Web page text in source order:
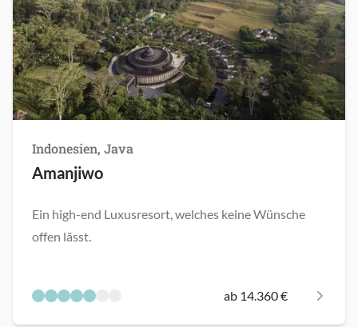
Indonesien, Java
Amanjiwo
Ein high-end Luxusresort, welches keine Wünsche
offen lässt.
ab 14.360 €